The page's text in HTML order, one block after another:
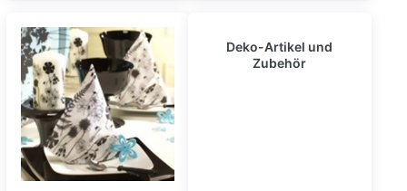
Deko-Artikel und
Zubehör